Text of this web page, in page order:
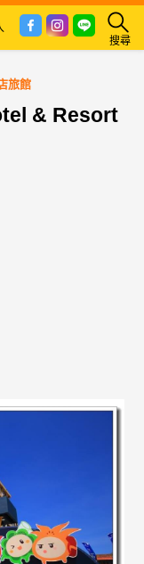
搜尋
旅館
& Resort